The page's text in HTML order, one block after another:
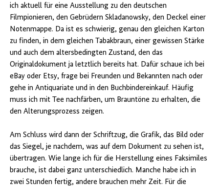
ich aktuell für eine Ausstellung zu den deutschen
Filmpionieren, den Gebrüdern Skladanowsky, den Deckel einer
Notenmappe. Da ist es schwierig, genau den gleichen Karton
zu finden, in dem gleichen Tabakbraun, einer gewissen Stärke
und auch dem altersbedingten Zustand, den das
Originaldokument ja letztlich bereits hat. Dafür schaue ich bei
eBay oder Etsy, frage bei Freunden und Bekannten nach oder
gehe in Antiquariate und in den Buchbindereinkauf. Häufig
muss ich mit Tee nachfärben, um Brauntöne zu erhalten, die
den Alterungsprozess zeigen.
Am Schluss wird dann der Schriftzug, die Grafik, das Bild oder
das Siegel, je nachdem, was auf dem Dokument zu sehen ist,
übertragen. Wie lange ich für die Herstellung eines Faksimiles
brauche, ist dabei ganz unterschiedlich. Manche habe ich in
zwei Stunden fertig, andere brauchen mehr Zeit. Für die